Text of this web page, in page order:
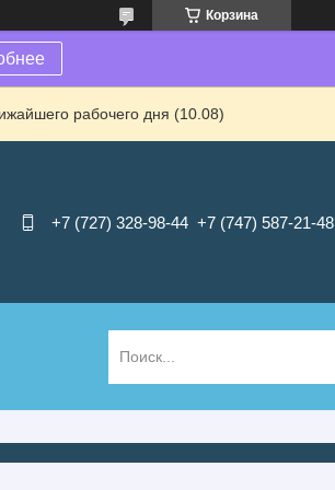
Корзина
рабочего дня (10.08)
+7 (727) 328-98-44 +7 (747) 587-21-48